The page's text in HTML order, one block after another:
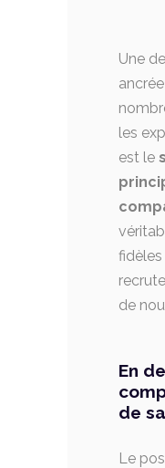
Une
les
est le
de
En
de
Le